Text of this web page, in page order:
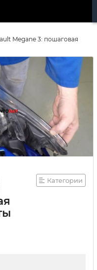
Megane 3: пошаговая
Категории